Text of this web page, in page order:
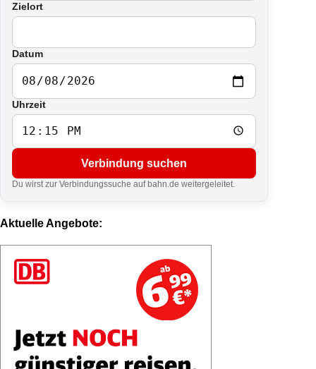
Zielort
Datum
Uhrzeit
Verbindung suchen
Du wirst zur Verbindungssuche auf bahn.de weitergeleitet.
Aktuelle Angebote: